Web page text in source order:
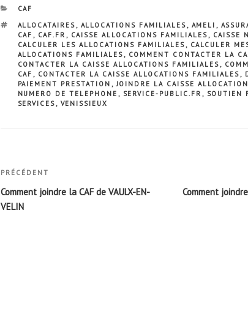
CATÉGORIES
CAF
ÉTIQUETTES
ALLOCATAIRES , ALLOCATIONS FAMILIALES , AMELI ,
CAF , CAF.FR , CAISSE ALLOCATIONS FAMILIALES , CAISSE
CALCULER LES ALLOCATIONS FAMILIALES , CALCULER
ALLOCATIONS FAMILIALES , COMMENT CONTACTER LA
CONTACTER LA CAISSE ALLOCATIONS FAMILIALES ,
CAF , CONTACTER LA CAISSE ALLOCATIONS FAMILIALES ,
PAIEMENT PRESTATION ,JOINDRE LA CAISSE
NUMERO DE TELEPHONE , SERVICE-PUBLIC.FR , SOUTIEN
SERVICES , VENISSIEUX
Navigation
de
l’article
Article
précédent
PRÉCÉDENT
Comment joindre la CAF de VAULX-EN-
VELIN
Comment